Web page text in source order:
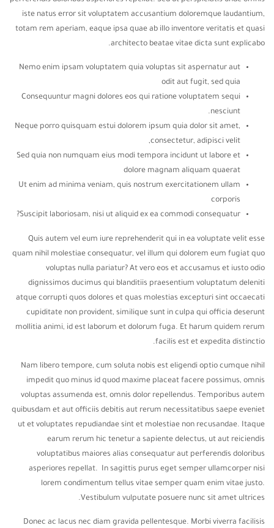
iste natus error sit voluptatem accusantium doloremque laudantium,
totam rem aperiam, eaque ipsa quae ab illo inventore veritatis et quasi
architecto beatae vitae dicta sunt explicabo.
Nemo enim ipsam voluptatem quia voluptas sit aspernatur aut
odit aut fugit, sed quia
Consequuntur magni dolores eos qui ratione voluptatem sequi
nesciunt.
Neque porro quisquam estui dolorem ipsum quia dolor sit amet,
consectetur, adipisci velit,
Sed quia non numquam eius modi tempora incidunt ut labore et
dolore magnam aliquam quaerat
Ut enim ad minima veniam, quis nostrum exercitationem ullam
corporis
Suscipit laboriosam, nisi ut aliquid ex ea commodi consequatur?
Quis autem vel eum iure reprehenderit qui in ea voluptate velit esse
quam nihil molestiae consequatur, vel illum qui dolorem eum fugiat quo
voluptas nulla pariatur? At vero eos et accusamus et iusto odio
dignissimos ducimus qui blanditiis praesentium voluptatum deleniti
atque corrupti quos dolores et quas molestias excepturi sint occaecati
cupiditate non provident, similique sunt in culpa qui officia deserunt
mollitia animi, id est laborum et dolorum fuga. Et harum quidem rerum
facilis est et expedita distinctio.
Nam libero tempore, cum soluta nobis est eligendi optio cumque nihil
impedit quo minus id quod maxime placeat facere possimus, omnis
voluptas assumenda est, omnis dolor repellendus. Temporibus autem
quibusdam et aut officiis debitis aut rerum necessitatibus saepe eveniet
ut et voluptates repudiandae sint et molestiae non recusandae. Itaque
earum rerum hic tenetur a sapiente delectus, ut aut reiciendis
voluptatibus maiores alias consequatur aut perferendis doloribus
asperiores repellat. In sagittis purus eget semper ullamcorper nisi
lorem condimentum tellus vitae semper quam enim vitae justo.
Vestibulum vulputate posuere nunc sit amet ultrices.
Donec ac lacus nec diam gravida pellentesque. Morbi viverra facilisis